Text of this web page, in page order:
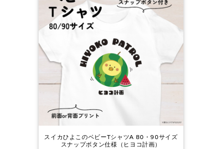
スイカひよこのベビーTシャツA 80・90サイズ
スナップボタン仕様（ヒヨコ計画）